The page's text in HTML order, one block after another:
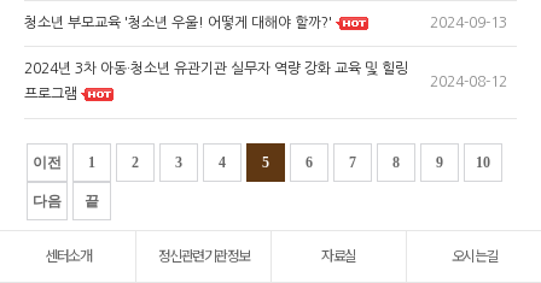
청소년 부모교육 '청소년 우울! 어떻게 대해야 할까?' 2024-09-13
2024년 3차 아동·청소년 유관기관 실무자 역량 강화 교육 및 힐링
프로그램
2024-08-12
이전 1 2 3 4 5 6 7 8 9 10
다음 끝
센터소개 정신관련기관정보 자료실 오시는길